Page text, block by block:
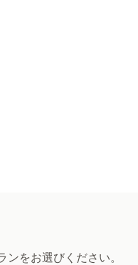
ンをお選びください。